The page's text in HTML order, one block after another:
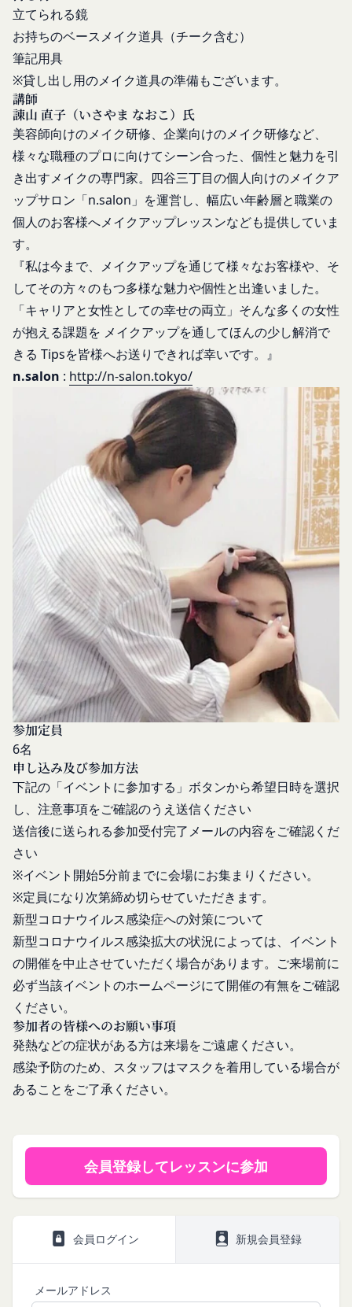
立てられる鏡
お持ちのベースメイク道具（チーク含む）
筆記用具
※貸し出し用のメイク道具の準備もございます。
講師
諌山 直子（いさやま なおこ）氏
美容師向けのメイク研修、企業向けのメイク研修など、
様々な職種のプロに向けてシーン合った、個性と魅力を引
き出すメイクの専門家。四谷三丁目の個人向けのメイクア
ップサロン「n.salon」を運営し、幅広い年齢層と職業の
個人のお客様へメイクアップレッスンなども提供していま
す。
『私は今まで、メイクアップを通じて様々なお客様や、そ
してその方々のもつ多様な魅力や個性と出逢いました。
「キャリアと女性としての幸せの両立」そんな多くの女性
が抱える課題を メイクアップを通してほんの少し解消で
きる Tipsを皆様へお送りできれば幸いです。』
n.salon : http://n-salon.tokyo/
参加定員
6名
申し込み及び参加方法
下記の「イベントに参加する」ボタンから希望日時を選択
し、注意事項をご確認のうえ送信ください
送信後に送られる参加受付完了メールの内容をご確認くだ
さい
※イベント開始5分前までに会場にお集まりください。
※定員になり次第締め切らせていただきます。
新型コロナウイルス感染症への対策について
新型コロナウイルス感染拡大の状況によっては、イベント
の開催を中止させていただく場合があります。ご来場前に
必ず当該イベントのホームページにて開催の有無をご確認
ください。
参加者の皆様へのお願い事項
発熱などの症状がある方は来場をご遠慮ください。
感染予防のため、スタッフはマスクを着用している場合が
あることをご了承ください。
会員登録してレッスンに参加
会員ログイン 新規会員登録
メールアドレス
示することがあります。
売却または合併
組織再編、合併または譲渡に際し、当社が取得した
個人情報の全部または一部を関係者に移転すること
があります。
委託先等の管理
当社は、業務を委託するため委託先にお客様情報を
提供または開示する場合、当該委託先に対し、適切
な取扱いおよび保護を行わせ、第三者への開示・提
供および当社の提供目的以外の目的での利用を行わ
ないよう適切に管理および監督します。
開示・訂正等
その他の法令により当社が義務を負う範囲におい
て、速やかに対応させていただきます。
なお、かかる場合には、本人確認をさせていただく
場合があります。
お問い合わせ
開示等のご希望、ご意見、ご質問、苦情のお申し出
その他個人情報の取り扱いに関するお問い合わせ
は、下記の窓口までお願いいたします。
メールによるお問い合わせ
営業時間内に順次回答いたします。
お問い合わせ内容によっては回答にお時間をいただ
く場合や、ご返答できない場合がございます。あら
かじめご了承いただきますようお願い致します。
「@goyoh.jp」を含むメールアドレスから受信でき
るよう、あらかじめご設定ください。
メールによるお問い合わせについて、お客さまの個
人情報保護のため、SSL通信を使用しております。
お客さまがお使いのブラウザがSSL通信非対応の場
合には、このお問い合わせフォームは利用できませ
んので、その場合にはお電話でのお問い合わせをお
願いいたします。
組織・体制
当社は、管理担当役員を利用者情報管理責任者と
し、利用者情報の適正な管理及び継続的な改善を実
施します。
当社は、以下の場合には、何らの責任を負いませ
ん。
お客様ご本人が本サービスの機能又は別の手段を用
いて第三者に利用者情報を明らかにした場合
り、個人を識別し得る状態に至った場合
改善
当社は、利用者情報の取扱いに関する運用状況を適
宜見直し、継続的な改善に努めるものとし、必要に
応じて、本ポリシーをお客様の事前の了承を得るこ
となく変更することがあります。変更後の本ポリシ
ーについては、当社が別途定める場合を除いて、当
社ウェブサイトでの公示後、すぐに効力が発生する
ものとします。但し、法令上お客様の同意が必要と
なるような内容の変更を行うときは、当社が定める
方法により、お客様の同意を取得するものとしま
その他の注意事項
については、当社は一切責任を負いません。
閉じる
過去に当社との契約に違反した者またはその関
係者であると当社が判断した場合
反社会的勢力等（暴力団、暴力団員、右翼団
体、反社会的勢力、その他これに準ずるものを
供その他を通じて反社会的勢力等の維持、運営
もしくは経営に協力もしくは関与する等反社会
的勢力等との何らかの交流もしくは関係を行っ
ていると当社が判断した場合
その他会員登録が適当でないと当社が判断した
場合
変更が生じた場合、直ちに当社所定の方法により登
録内容を変更する手続きを行うものとします。
会員が前項に定める変更手続きを行わなかった場合
には、既に登録済みの情報に基づく処理を適正・有
効なものとすることをあらかじめ承諾します。
会員が本条第１項に定める変更手続きを行わなかっ
たことにより生じた損害について、当社は一切責任
第6条（IDおよびパスワードの管理）
会員は、会員登録等の際に会員本人が設定し、承
認・登録されたお客様IDおよびパスワードの利
用、管理について一切の責任を負うものとします。
会員は、お客様IDおよびパスワードの第三者への
譲渡、承継、名義変更、貸与、開示又は漏洩しては
ならないものとします。
会員のお客様IDおよびパスワードの使用上の過失
または第三者による不正使用等に起因する損害につ
いて、当社は一切責任を負わないものとします。
会員のお客様IDおよびパスワードの失念に起因す
る損害について、当社は一切の責任を負わないもの
とします。
当社は、当社所定の方法により会員のお客様IDお
よびパスワードの一致を確認した場合、当該お客様
IDおよびパスワードに基づく会員が、本サービス
該会員に帰属するものとします。
第7条（会員の退会）
会員は、当社所定の退会手続の完了により、会員登
録を抹消することができます。
第8条（禁止事項）
いずれかに該当する行為または該当するおそれのあ
る行為を行ってはならないものとします。
本規約および法令に違反する行為、犯罪に結び
つく行為または公序良俗に反する行為
会員登録または登録内容の変更の際に虚偽の会
員情報を入力する行為
本サービスの運営を妨害するおそれのある行為
または本サービスに支障を生じさせるおそれの
ある行為
当社または第三者の財産権、プライバシー権、
著作権等の知的財産権、その他の権利または利
益を侵害する行為
たは損害を与える行為
お客様IDおよびパスワードを不正に使用する行
為
る行為
その他、当社が不適切と判断する行為
合、当社は、通知または催告をすることなく、当該